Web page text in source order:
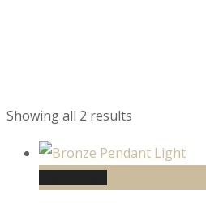
Showing all 2 results